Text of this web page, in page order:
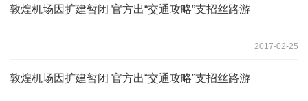
敦煌机场因扩建暂闭 官方出“交通攻略”支招丝路游
2017-02-25
敦煌机场因扩建暂闭 官方出“交通攻略”支招丝路游